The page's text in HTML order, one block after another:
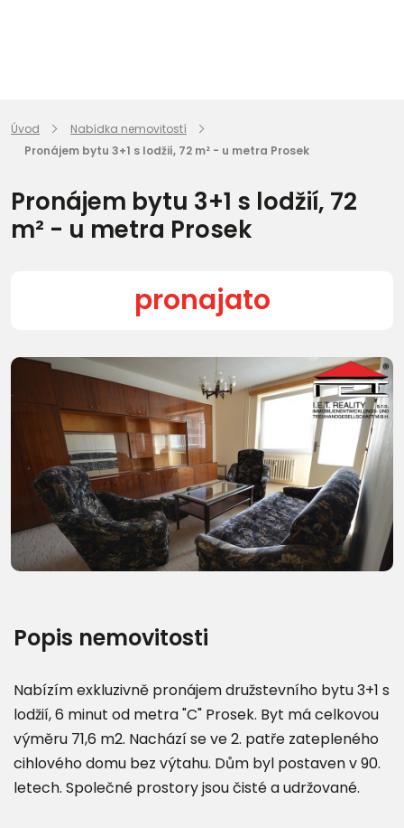
Úvod
Nabídka nemovitostí
Pronájem bytu 3+1 s lodžií, 72 m² - u metra Prosek
Pronájem bytu 3+1 s lodžií, 72
m² - u metra Prosek
pronajato
Další fotografie (16)
Popis nemovitosti
Nabízím exkluzivně pronájem družstevního bytu 3+1 s
lodžií, 6 minut od metra "C" Prosek. Byt má celkovou
výměru 71,6 m2. Nachází se ve 2. patře zatepleného
cihlového domu bez výtahu. Dům byl postaven v 90.
letech. Společné prostory jsou čisté a udržované.